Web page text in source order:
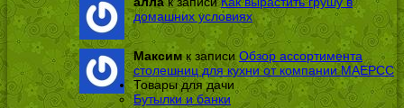
домашних условиях
Максимк записи Обзор ассортимента
столешниц для кухни от компании МАЕРСС
Товары для дачи
Бутылки и банки